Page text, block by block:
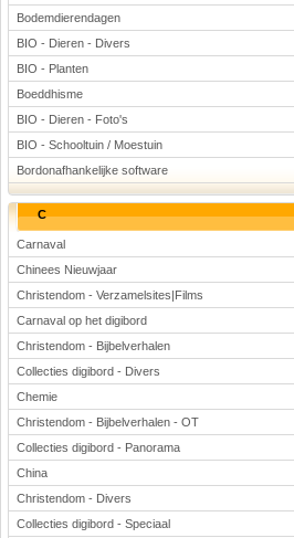
Bodemdierendagen
BIO - Dieren - Divers
BIO - Planten
Boeddhisme
BIO - Dieren - Foto's
BIO - Schooltuin / Moestuin
Bordonafhankelijke software
C
Carnaval
Chinees Nieuwjaar
Christendom - Verzamelsites|Films
Carnaval op het digibord
Christendom - Bijbelverhalen
Collecties digibord - Divers
Chemie
Christendom - Bijbelverhalen - OT
Collecties digibord - Panorama
China
Christendom - Divers
Collecties digibord - Speciaal